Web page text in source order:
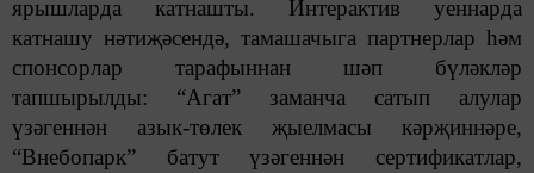
ярышларда катнашты. Интерактив уеннарда
катнашу нәтиҗәсендә, тамашачыга партнерлар һәм
спонсорлар тарафыннан шәп бүләкләр
тапшырылды: “Агат” заманча сатып алулар
үзәгеннән азык-төлек җыелмасы кәрҗиннәре,
“Внебопарк” батут үзәгеннән сертификатлар,